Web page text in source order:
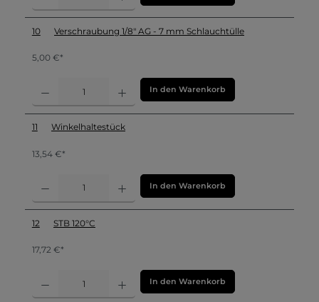
10 Verschraubung 1/8" AG - 7 mm Schlauchtülle
5,00 €*
In den Warenkorb
11 Winkelhaltestück
13,54 €*
In den Warenkorb
12 STB 120°C
17,72 €*
In den Warenkorb